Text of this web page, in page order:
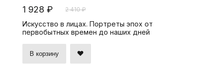
1 928 ₽ 2 410 ₽
Искусство в лицах. Портреты эпох от
первобытных времен до наших дней
В корзину